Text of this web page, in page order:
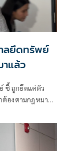
ลยึดทรัพย์
แล้ว
ชี้ ถูกยึดแค่ตัว
องตามกฎหมาย
วภูมิใจไทย